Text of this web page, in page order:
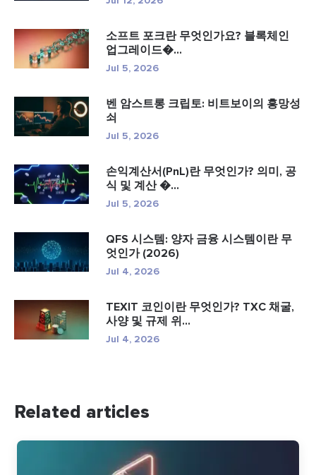
소프트 포크란 무엇인가요? 블록체인
업그레이드�...
Jul 5, 2026
벤 암스트롱 크립토: 비트보이의 흥망성
쇠
Jul 5, 2026
손익계산서(PnL)란 무엇인가? 의미, 공
식 및 계산 �...
Jul 5, 2026
QFS 시스템: 양자 금융 시스템이란 무
엇인가 (2026)
Jul 4, 2026
TEXIT 코인이란 무엇인가? TXC 채굴,
사양 및 규제 위...
Jul 4, 2026
Related articles